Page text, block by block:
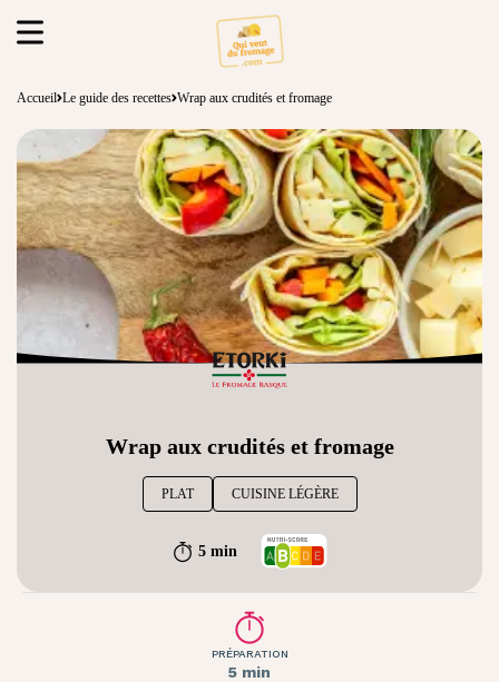
Accueil Le guide des recettes Wrap aux crudités et fromage
Wrap aux crudités et fromage
PLAT CUISINE LÉGÈRE
5 min
PRÉPARATION
5 min